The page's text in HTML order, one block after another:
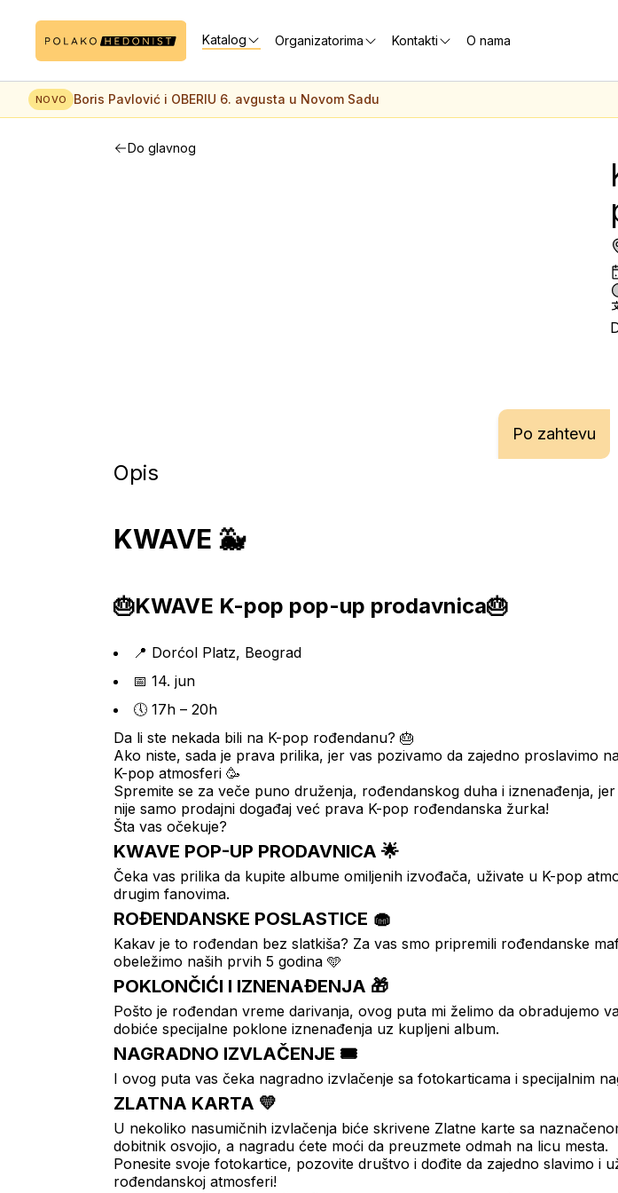
Katalog Organizatorima Kontakti O nama
NOVO Boris Pavlović i OBERIU 6. avgusta u Novom Sadu
Do glavnog
Po zahtevu
Opis
KWAVE 🐳
🎂KWAVE K-pop pop-up prodavnica🎂
📍 Dorćol Platz, Beograd
📅 14. jun
🕔 17h – 20h
Da li ste nekada bili na K-pop rođendanu? 🎂
Ako niste, sada je prava prilika, jer vas pozivamo da zajedno proslavimo
K-pop atmosferi 🥳
Spremite se za veče puno druženja, rođendanskog duha i iznenađenja,
nije samo prodajni događaj već prava K-pop rođendanska žurka!
Šta vas očekuje?
KWAVE POP-UP PRODAVNICA 🌟
Čeka vas prilika da kupite albume omiljenih izvođača, uživate u K-pop
drugim fanovima.
ROĐENDANSKE POSLASTICE 🧁
Kakav je to rođendan bez slatkiša? Za vas smo pripremili rođendanske
obeležimo naših prvih 5 godina 🩵
POKLONČIĆI I IZNENAĐENJA 🎁
Pošto je rođendan vreme darivanja, ovog puta mi želimo da obradujemo
dobiće specijalne poklone iznenađenja uz kupljeni album.
NAGRADNO IZVLAČENJE 🎟️
I ovog puta vas čeka nagradno izvlačenje sa fotokarticama i specijalnim
ZLATNA KARTA 💛
U nekoliko nasumičnih izvlačenja biće skrivene Zlatne karte sa
dobitnik osvojio, a nagradu ćete moći da preuzmete odmah na licu mesta.
Ponesite svoje fotokartice, pozovite društvo i dođite da zajedno slavimo i
rođendanskoj atmosferi!